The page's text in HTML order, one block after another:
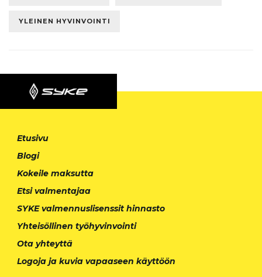
YLEINEN HYVINVOINTI
Etusivu
Blogi
Kokeile maksutta
Etsi valmentajaa
SYKE valmennuslisenssit hinnasto
Yhteisöllinen työhyvinvointi
Ota yhteyttä
Logoja ja kuvia vapaaseen käyttöön